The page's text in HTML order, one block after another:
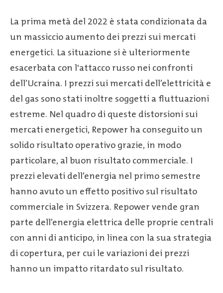
La prima metà del 2022 è stata condizionata da
un massiccio aumento dei prezzi sui mercati
energetici. La situazione si è ulteriormente
esacerbata con l'attacco russo nei confronti
dell’Ucraina. I prezzi sui mercati dell’elettricità e
del gas sono stati inoltre soggetti a fluttuazioni
estreme. Nel quadro di queste distorsioni sui
mercati energetici, Repower ha conseguito un
solido risultato operativo grazie, in modo
particolare, al buon risultato commerciale. I
prezzi elevati dell’energia nel primo semestre
hanno avuto un effetto positivo sul risultato
commerciale in Svizzera. Repower vende gran
parte dell’energia elettrica delle proprie centrali
con anni di anticipo, in linea con la sua strategia
di copertura, per cui le variazioni dei prezzi
hanno un impatto ritardato sul risultato.